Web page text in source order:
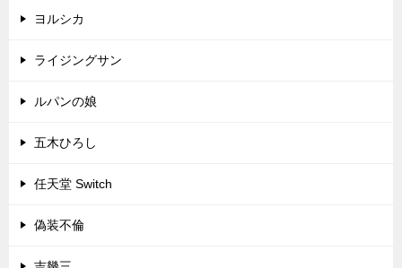
ヨルシカ
ライジングサン
ルパンの娘
五木ひろし
任天堂 Switch
偽装不倫